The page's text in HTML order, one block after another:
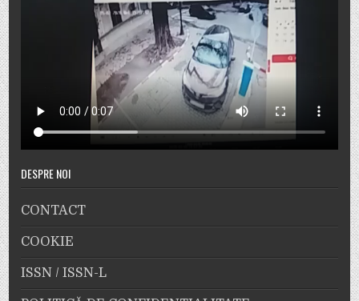
DESPRE NOI
CONTACT
COOKIE
ISSN / ISSN-L